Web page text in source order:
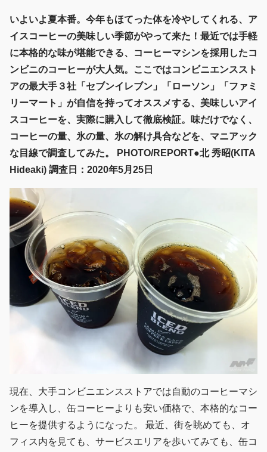
いよいよ夏本番。今年もほてった体を冷やしてくれる、ア
イスコーヒーの美味しい季節がやって来た！最近では手軽
に本格的な味が堪能できる、コーヒーマシンを採用したコ
ンビニのコーヒーが大人気。ここではコンビニエンススト
アの最大手３社「セブンイレブン」「ローソン」「ファミ
リーマート」が自信を持ってオススメする、美味しいアイ
スコーヒーを、実際に購入して徹底検証。味だけでなく、
コーヒーの量、氷の量、氷の解け具合などを、マニアック
な目線で調査してみた。 PHOTO/REPORT●北 秀昭(KITA
Hideaki) 調査日：2020年5月25日
現在、大手コンビニエンスストアでは自動のコーヒーマシ
ンを導入し、缶コーヒーよりも安い価格で、本格的なコー
ヒーを提供するようになった。 最近、街を眺めても、オ
フィス内を見ても、サービスエリアを歩いてみても、缶コ